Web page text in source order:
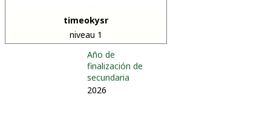
timeokysr
niveau 1
Año de
finalización de
secundaria
2026